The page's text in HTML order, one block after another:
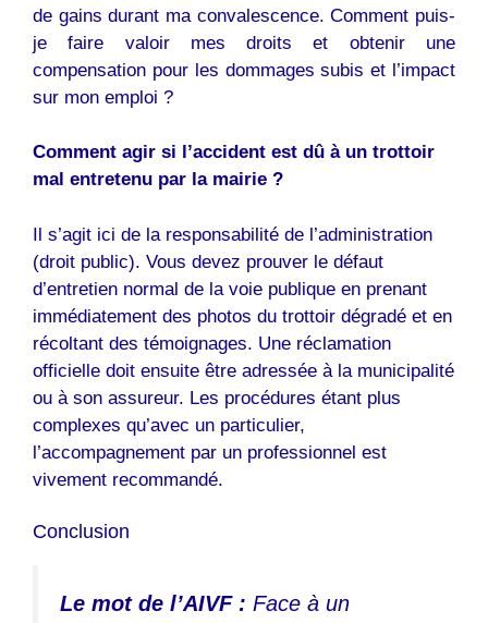
de gains durant ma convalescence. Comment puis-
je faire valoir mes droits et obtenir une
compensation pour les dommages subis et l’impact
sur mon emploi ?
Comment agir si l’accident est dû à un trottoir
mal entretenu par la mairie ?
Il s’agit ici de la responsabilité de l’administration
(droit public). Vous devez prouver le défaut
d’entretien normal de la voie publique en prenant
immédiatement des photos du trottoir dégradé et en
récoltant des témoignages. Une réclamation
officielle doit ensuite être adressée à la municipalité
ou à son assureur. Les procédures étant plus
complexes qu’avec un particulier,
l’accompagnement par un professionnel est
vivement recommandé.
Conclusion
Le mot de l’AIVF : Face à un